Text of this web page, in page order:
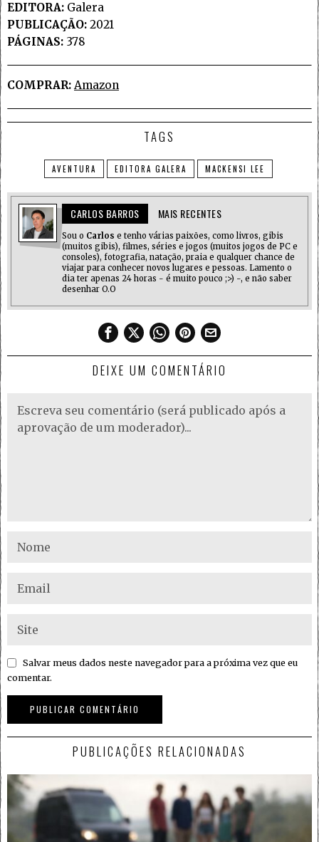
EDITORA: Galera
PUBLICAÇÃO: 2021
PÁGINAS: 378
COMPRAR: Amazon
TAGS
AVENTURA EDITORA GALERA MACKENSI LEE
CARLOS BARROS MAIS RECENTES
Sou o Carlos e tenho várias paixões, como livros, gibis
(muitos gibis), filmes, séries e jogos (muitos jogos de PC e
consoles), fotografia, natação, praia e qualquer chance de
viajar para conhecer novos lugares e pessoas. Lamento o
dia ter apenas 24 horas - é muito pouco ;>) -, e não saber
desenhar O.O
DEIXE UM COMENTÁRIO
Salvar meus dados neste navegador para a próxima vez que eu
comentar.
PUBLICAÇÕES RELACIONADAS